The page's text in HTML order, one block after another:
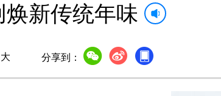
新传统年味
大 分享到：